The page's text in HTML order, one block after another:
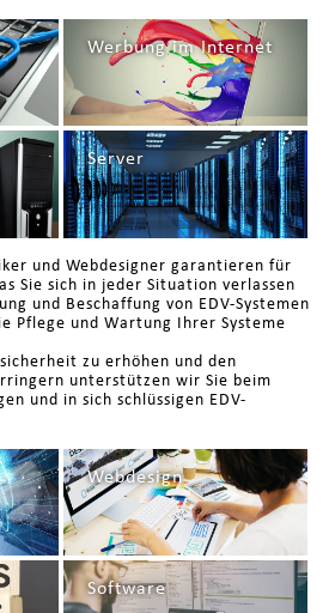
Werbung im Internet
Server
und Webdesigner garantieren für
Sie sich in jeder Situation verlassen
und Beschaffung von EDV-Systemen
Pflege und Wartung Ihrer Systeme
zu erhöhen und den
unterstützen wir Sie beim
und in sich schlüssigen EDV-
Webdesign
Software